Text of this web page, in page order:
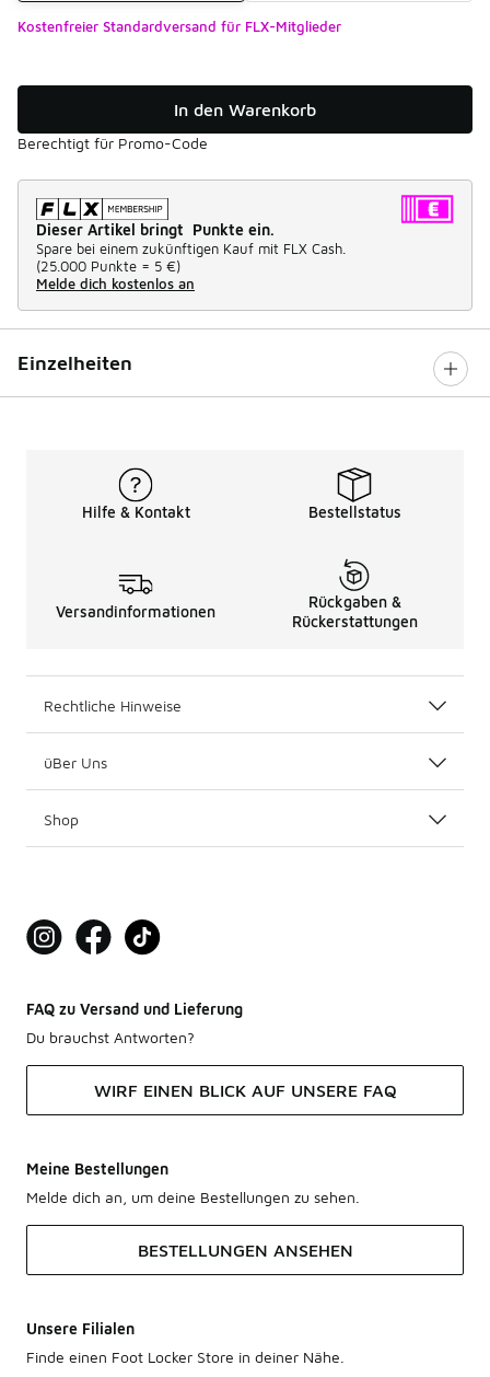
Kostenfreier Standardversand für FLX-Mitglieder
In den Warenkorb
Berechtigt für Promo-Code
Dieser Artikel bringt Punkte ein.
Spare bei einem zukünftigen Kauf mit FLX Cash.
(25.000 Punkte = 5 €)
Melde dich kostenlos an
Einzelheiten
Hilfe & Kontakt Bestellstatus
Versandinformationen
Rückgaben &
Rückerstattungen
Rechtliche Hinweise
üBer Uns
Shop
FAQ zu Versand und Lieferung
Du brauchst Antworten?
WIRF EINEN BLICK AUF UNSERE FAQ
Meine Bestellungen
Melde dich an, um deine Bestellungen zu sehen.
BESTELLUNGEN ANSEHEN
Unsere Filialen
Finde einen Foot Locker Store in deiner Nähe.